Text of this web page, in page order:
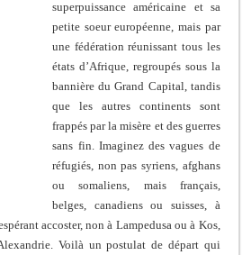
superpuissance américaine et sa
petite soeur européenne, mais par
une fédération réunissant tous les
états d’Afrique, regroupés sous la
bannière du Grand Capital, tandis
que les autres continents sont
frappés par la misère et des guerres
sans fin. Imaginez des vagues de
réfugiés, non pas syriens, afghans
ou somaliens, mais français,
belges, canadiens ou suisses, à
accoster, non à Lampedusa ou à Kos,
Voilà un postulat de départ qui